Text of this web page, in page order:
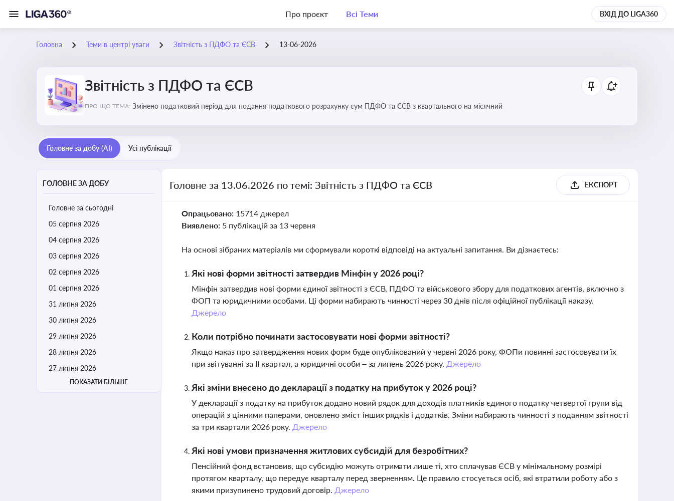
Про проєкт Всі Теми ВХІД ДО LIGA360
Головна Теми в центрі уваги Звітність з ПДФО та ЄСВ 13-06-2026
Звітність з ПДФО та ЄСВ
ПРО ЩО ТЕМА: Змінено податковий період для подання податкового розрахунку сум ПДФО та ЄСВ з квартального на місячний
Головне за добу (AI) Усі публікації
ГОЛОВНЕ ЗА ДОБУ
Головне за сьогодні
05 серпня 2026
04 серпня 2026
03 серпня 2026
02 серпня 2026
01 серпня 2026
31 липня 2026
30 липня 2026
29 липня 2026
28 липня 2026
27 липня 2026
ПОКАЗАТИ БІЛЬШЕ
Головне за 13.06.2026 по темі: Звітність з ПДФО та ЄСВ ЕКСПОРТ
Опрацьовано: 15714 джерел
Виявлено: 5 публікацій за 13 червня
На основі зібраних матеріалів ми сформували короткі відповіді на актуальні запитання. Ви дізнаєтесь:
Які нові форми звітності затвердив Мінфін у 2026 році?
Мінфін затвердив нові форми єдиної звітності з ЄСВ, ПДФО та військового збору для податкових агентів, включно з
ФОП та юридичними особами. Ці форми набирають чинності через 30 днів після офіційної публікації наказу.
Джерело
Коли потрібно починати застосовувати нові форми звітності?
Якщо наказ про затвердження нових форм буде опублікований у червні 2026 року, ФОПи повинні застосовувати їх
при звітуванні за ІІ квартал, а юридичні особи – за липень 2026 року. Джерело
Які зміни внесено до декларації з податку на прибуток у 2026 році?
У декларації з податку на прибуток додано новий рядок для доходів платників єдиного податку четвертої групи від
операцій з цінними паперами, оновлено зміст інших рядків і додатків. Зміни набирають чинності з поданням звітності
за три квартали 2026 року. Джерело
Які нові умови призначення житлових субсидій для безробітних?
Пенсійний фонд встановив, що субсидію можуть отримати лише ті, хто сплачував ЄСВ у мінімальному розмірі
протягом кварталу, що передує кварталу перед зверненням. Це правило стосується осіб, які втратили роботу або з
якими призупинено трудовий договір. Джерело